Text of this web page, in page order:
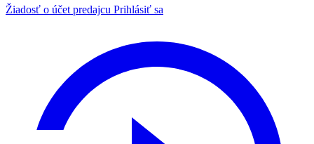
Žiadosť o účet predajcu Prihlásiť sa